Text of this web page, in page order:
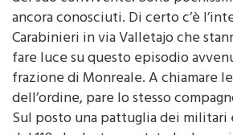
del suo convivente. Sono
ancora conosciuti. Di certo c’è
Carabinieri in via Valletajo che
fare luce su questo episodio
frazione di Monreale. A chiamare
dell’ordine, pare lo stesso